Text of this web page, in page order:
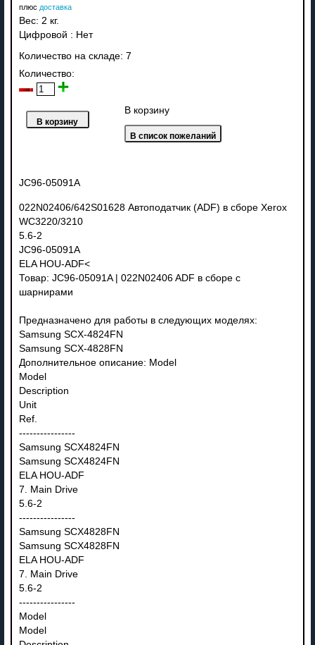
плюс доставка
Вес: 2 кг.
Цифровой : Нет
Количество на складе: 7
Количество:
В корзину
JC96-05091A
022N02406/642S01628 Автоподатчик (ADF) в сборе Xerox
WC3220/3210
5.6-2
JC96-05091A
ELA HOU-ADF<
Товар: JC96-05091A | 022N02406 ADF в сборе с
шарнирами
Предназначено для работы в следующих моделях:
Samsung SCX-4824FN
Samsung SCX-4828FN
Дополнительное описание: Model
Model
Description
Unit
Ref.
----------------
Samsung SCX4824FN
Samsung SCX4824FN
ELA HOU-ADF
7. Main Drive
5.6-2
----------------
Samsung SCX4828FN
Samsung SCX4828FN
ELA HOU-ADF
7. Main Drive
5.6-2
----------------
Model
Model